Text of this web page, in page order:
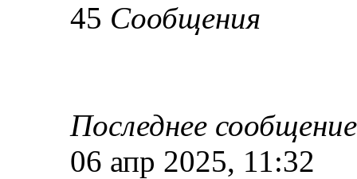
45 Сообщения
Последнее сообщение
06 апр 2025, 11:32